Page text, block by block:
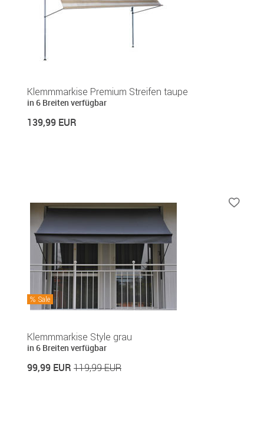
Klemmmarkise Premium Streifen taupe
in 6 Breiten verfügbar
139,99 EUR
Sale
Klemmmarkise Style grau
in 6 Breiten verfügbar
99,99 EUR 119,99 EUR